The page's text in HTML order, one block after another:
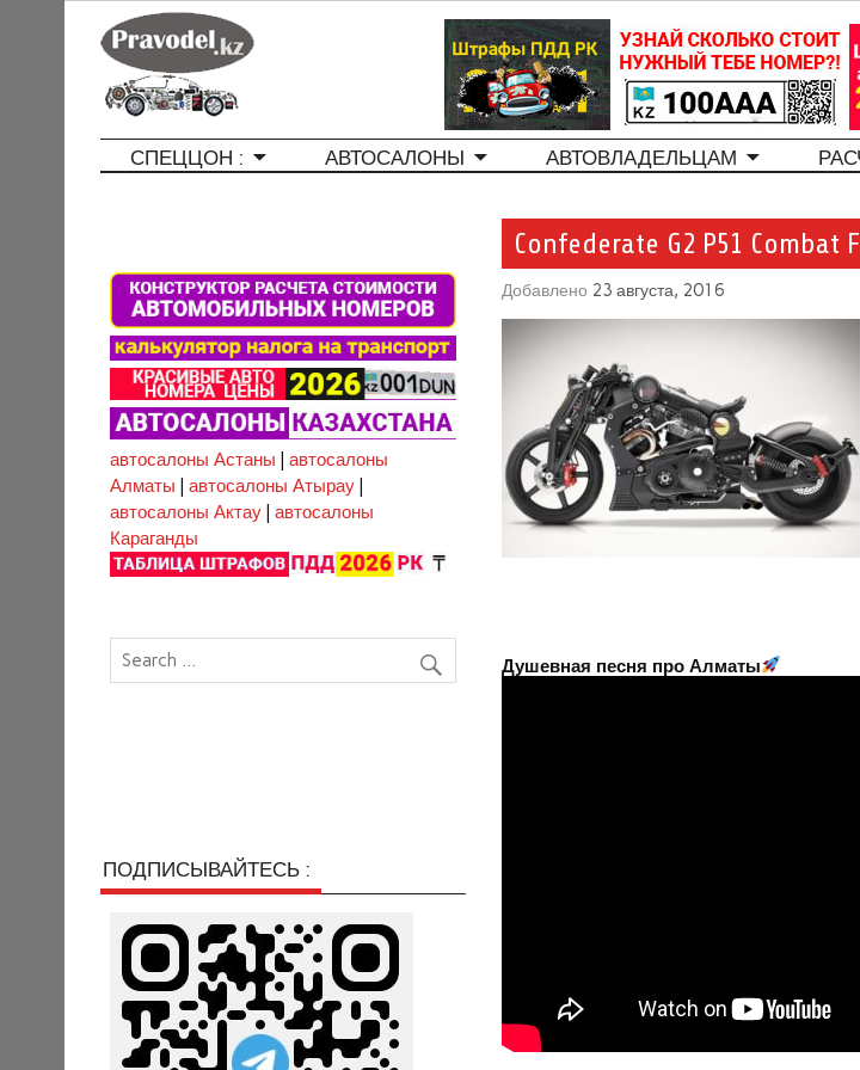
СПЕЦЦОН : АВТОСАЛОНЫ АВТОВЛАДЕЛЬЦАМ
Confederate G2 P51
Добавлено 23 августа, 2016
Душевная песня про Алматы
автосалоны Астаны
автосалоны
Алматы
автосалоны Атырау|
автосалоны Актау| автосалоны
Караганды
ПОДПИСЫВАЙТЕСЬ :